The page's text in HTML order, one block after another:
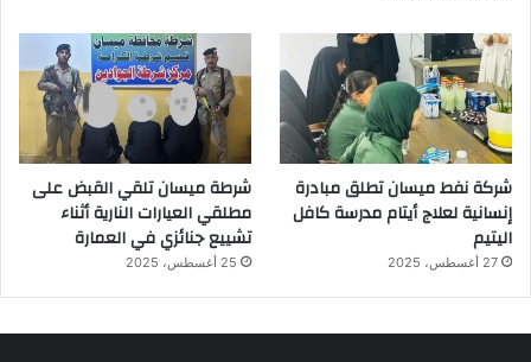
شركة نفط ميسان تطلق مبادرة
إنسانية لعلاج أيتام مدرسة كافل
اليتيم
27 أغسطس، 2025
شرطة ميسان تلقي القبض على
مطلقي العيارات النارية أثناء
تشييع جنائزي في العمارة
25 أغسطس، 2025